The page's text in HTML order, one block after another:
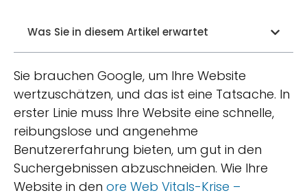
Was Sie in diesem Artikel erwartet
Sie brauchen Google, um Ihre Website
wertzuschätzen, und das ist eine Tatsache. In
erster Linie muss Ihre Website eine schnelle,
reibungslose und angenehme
Benutzererfahrung bieten, um gut in den
Suchergebnissen abzuschneiden. Wie Ihre
Website in den ore Web Vitals-Krise –